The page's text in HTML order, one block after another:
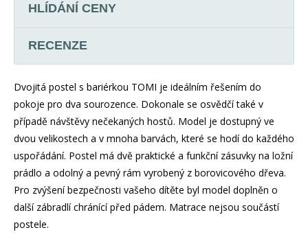
HLÍDÁNÍ CENY
RECENZE
Dvojitá postel s bariérkou TOMI je ideálním řešením do
pokoje pro dva sourozence. Dokonale se osvědčí také v
případě návštěvy nečekaných hostů. Model je dostupný ve
dvou velikostech a v mnoha barvách, které se hodí do každého
uspořádání. Postel má dvě praktické a funkční zásuvky na ložní
prádlo a odolný a pevný rám vyrobený z borovicového dřeva.
Pro zvýšení bezpečnosti vašeho dítěte byl model doplněn o
další zábradlí chránící před pádem. Matrace nejsou součástí
postele.